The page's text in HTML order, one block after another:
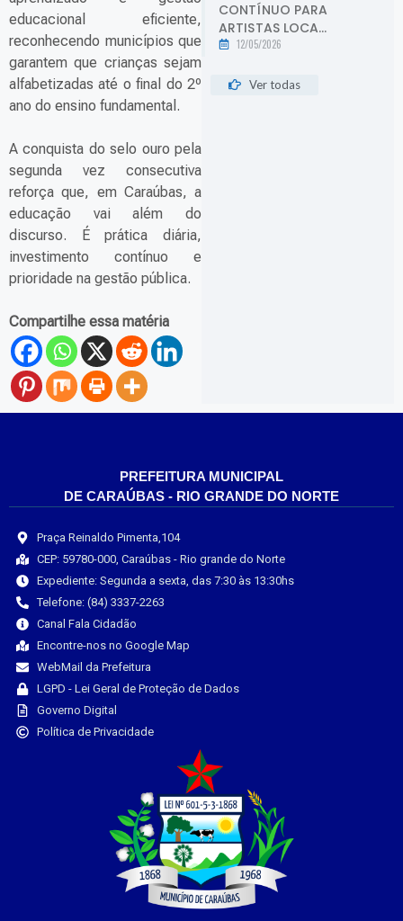
educacional eficiente,
reconhecendo municípios que
garantem que crianças sejam
alfabetizadas até o final do 2º
ano do ensino fundamental.
A conquista do selo ouro pela
segunda vez consecutiva
reforça que, em Caraúbas, a
educação vai além do
discurso. É prática diária,
investimento contínuo e
prioridade na gestão pública.
Compartilhe essa matéria
CONTÍNUO PARA
ARTISTAS LOCA...
12/05/2026
Ver todas
PREFEITURA MUNICIPAL
DE CARAÚBAS - RIO GRANDE DO NORTE
Praça Reinaldo Pimenta,104
CEP: 59780-000, Caraúbas - Rio grande do Norte
Expediente: Segunda a sexta, das 7:30 às 13:30hs
Telefone: (84) 3337-2263
Canal Fala Cidadão
Encontre-nos no Google Map
WebMail da Prefeitura
LGPD - Lei Geral de Proteção de Dados
Governo Digital
Política de Privacidade